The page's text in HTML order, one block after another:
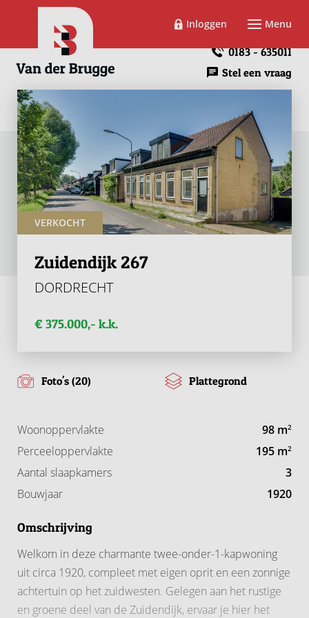
Inloggen Menu
0183 - 635011
Stel een vraag
VERKOCHT
Zuidendijk 267
DORDRECHT
€ 375.000,- k.k.
Foto's (20) Plattegrond
Woonoppervlakte 98 m2
Perceeloppervlakte 195 m2
Aantal slaapkamers
3
Bouwjaar
1920
Omschrijving
Welkom in deze charmante twee-onder-1-kapwoning
uit circa 1920, compleet met eigen oprit en een zonnige
achtertuin op het zuidwesten. Gelegen aan het rustige
en groene deel van de Zuidendijk, ervaar je hier het